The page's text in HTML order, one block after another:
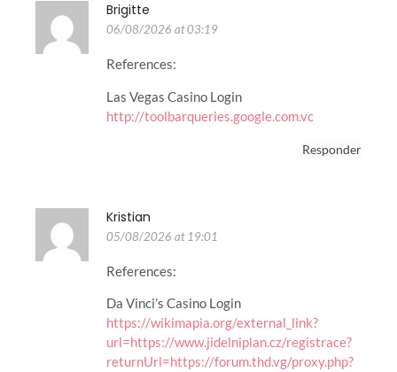
Brigitte
06/08/2026 at 03:19
References:
Las Vegas Casino Login
http://toolbarqueries.google.com.vc
Responder
Kristian
05/08/2026 at 19:01
References:
Da Vinci’s Casino Login
https://wikimapia.org/external_link?
url=https://www.jidelniplan.cz/registrace?
returnUrl=https://forum.thd.vg/proxy.php?